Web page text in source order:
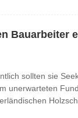
Bauarbeiter
sollten sie
unerwarteten